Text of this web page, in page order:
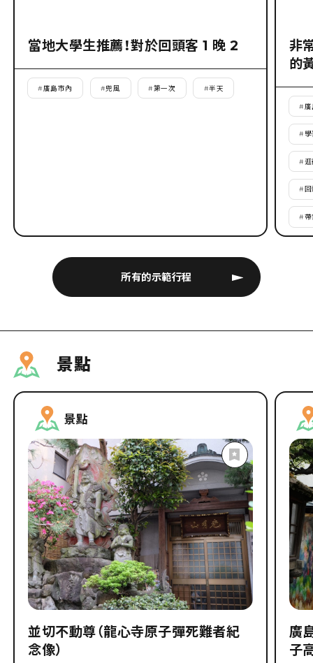
所有的示範行程
當地大學生推薦！對於回頭客 1 晚 2
#廣島市內 #兜風 #第一次 #半天
非
的
#廣
# 學
#逛
#
#帶
景點
景點
並切不動尊（龍心寺原子彈死難者紀
念像）
廣
子